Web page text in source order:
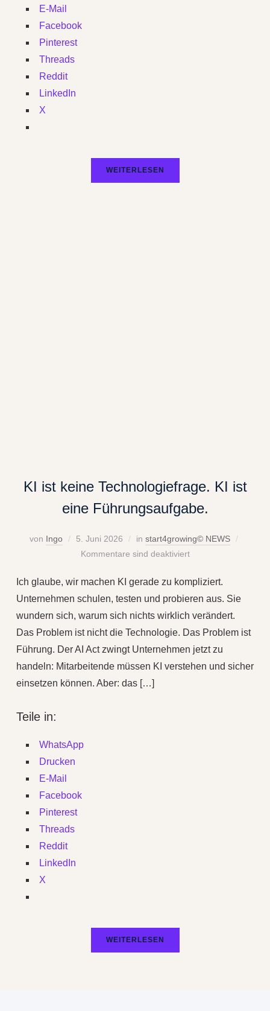
E-Mail
Facebook
Pinterest
Threads
Reddit
LinkedIn
X
WEITERLESEN
KI ist keine Technologiefrage. KI ist
eine Führungsaufgabe.
von Ingo 5. Juni 2026 in start4growing© NEWS
Kommentare sind deaktiviert
Ich glaube, wir machen KI gerade zu kompliziert.
Unternehmen schulen, testen und probieren aus. Sie
wundern sich, warum sich nichts wirklich verändert.
Das Problem ist nicht die Technologie. Das Problem ist
Führung. Der AI Act zwingt Unternehmen jetzt zu
handeln: Mitarbeitende müssen KI verstehen und sicher
einsetzen können. Aber: das […]
Teile in:
WhatsApp
Drucken
E-Mail
Facebook
Pinterest
Threads
Reddit
LinkedIn
X
WEITERLESEN